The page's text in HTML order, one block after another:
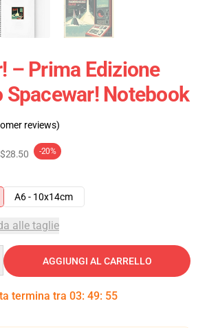
– Prima Edizione
Spacewar! Notebook
reviews)
$28.50 -20%
A6 - 10x14cm
alle taglie
AGGIUNGI AL CARRELLO
termina tra 03: 49: 54